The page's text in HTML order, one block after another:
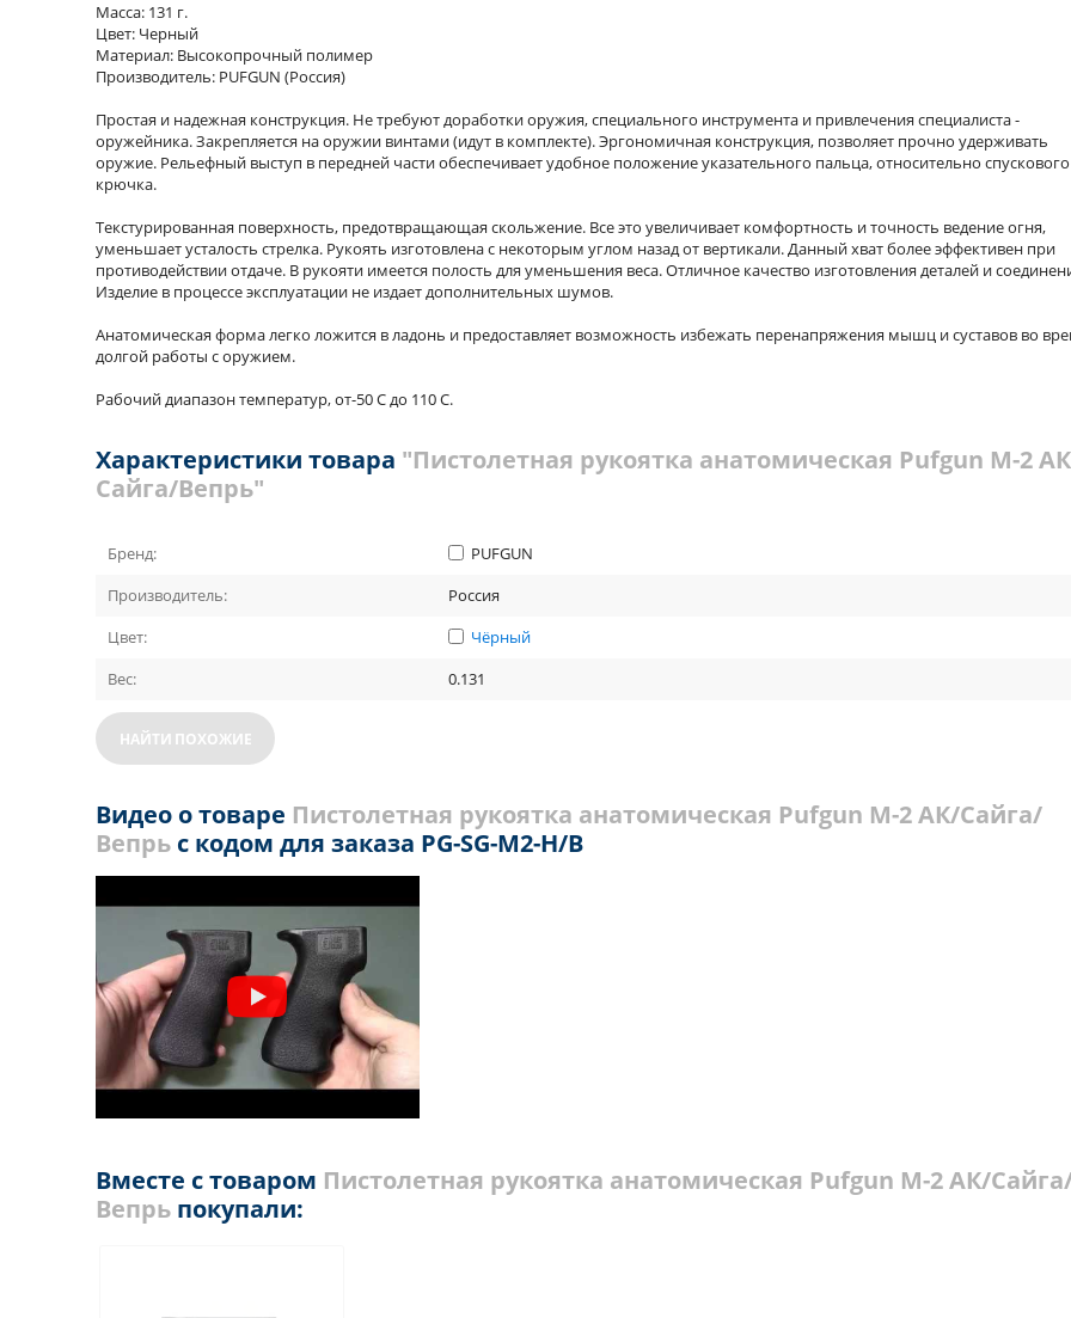
Масса: 131 г.
Цвет: Черный
Материал: Высокопрочный полимер
Производитель: PUFGUN (Россия)
Простая и надежная конструкция. Не требуют доработки оружия, специального инструмента и привлечения специалиста -
оружейника. Закрепляется на оружии винтами (идут в комплекте). Эргономичная конструкция, позволяет прочно удерживать
оружие. Рельефный выступ в передней части обеспечивает удобное положение указательного пальца, относительно спускового
крючка.
Текстурированная поверхность, предотвращающая скольжение. Все это увеличивает комфортность и точность ведение огня,
уменьшает усталость стрелка. Рукоять изготовлена с некоторым углом назад от вертикали. Данный хват более эффективен при
противодействии отдаче. В рукояти имеется полость для уменьшения веса. Отличное качество изготовления деталей и
Изделие в процессе эксплуатации не издает дополнительных шумов.
Анатомическая форма легко ложится в ладонь и предоставляет возможность избежать перенапряжения мышц и суставов во
долгой работы с оружием.
Рабочий диапазон температур, от-50 С до 110 С.
Характеристики товара "Пистолетная рукоятка анатомическая Pufgun М-2
Сайга/Вепрь"
Бренд:
PUFGUN
Производитель:
Россия
Цвет:
Чёрный
Вес:
0.131
НАЙТИ ПОХОЖИЕ
Видео о товаре Пистолетная рукоятка анатомическая Pufgun М-2 АК/Сайга/
Вепрь с кодом для заказа PG-SG-M2-H/B
Вместе с товаром Пистолетная рукоятка анатомическая Pufgun М-2 АК/
Вепрь покупали: